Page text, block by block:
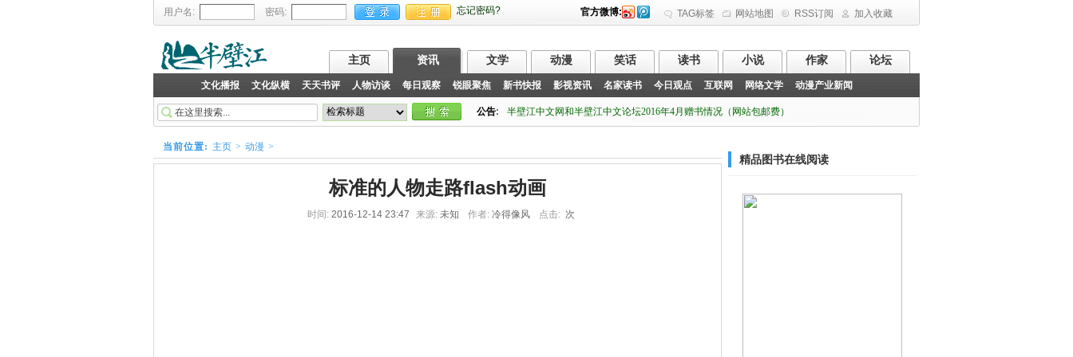
用户名: 密码: 忘记密码? 官方微博: TAG标签 网站地图 RSS订阅 加入收藏
主页 资讯 文学 动漫 笑话 读书 小说 作家 论坛
文化播报 文化纵横 天天书评 人物访谈 每日观察 锐眼聚焦 新书快报 影视资讯 名家读书 今日观点 互联网 网络文学 动漫产业新闻
公告: 半壁江中文网和半壁江中文论坛2016年4月赠书情况（网站包邮费）
当前位置: 主页 > 动漫 >
标准的人物走路flash动画
时间: 2016-12-14 23:47 来源: 未知 作者: 冷得像风 点击: 次
精品图书在线阅读